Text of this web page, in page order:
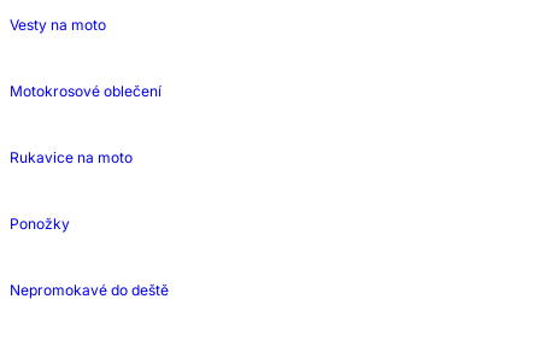
Vesty na moto
Motokrosové oblečení
Rukavice na moto
Ponožky
Nepromokavé do deště